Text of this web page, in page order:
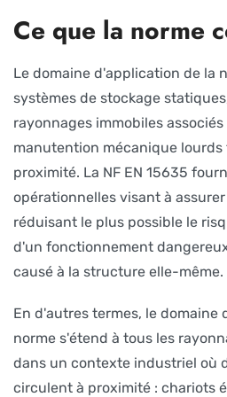
Ce que la norme
Le domaine d'application de la
systèmes de stockage
rayonnages immobiles
manutention mécanique
proximité. La NF EN 15635
opérationnelles visant à
réduisant le plus possible le
d'un fonctionnement
causé à la structure elle-même.
En d'autres termes, le
norme s'étend à tous les
dans un contexte industriel où
circulent à proximité : chariots